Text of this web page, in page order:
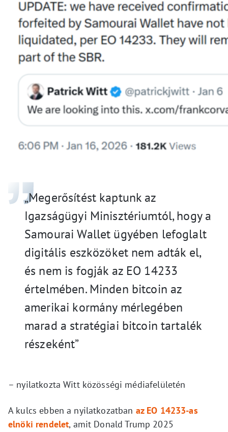
„Megerősítést kaptunk az
Igazságügyi Minisztériumtól, hogy a
Samourai Wallet ügyében lefoglalt
digitális eszközöket nem adták el,
és nem is fogják az EO 14233
értelmében. Minden bitcoin az
amerikai kormány mérlegében
marad a stratégiai bitcoin tartalék
részeként”
– nyilatkozta Witt közösségi médiafelületén
A kulcs ebben a nyilatkozatban az EO 14233-as
elnöki rendelet, amit Donald Trump 2025